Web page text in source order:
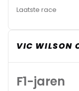
Laatste race
VIC WILSON
F1-jaren